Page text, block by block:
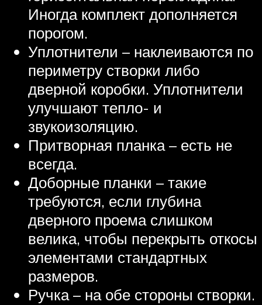
Иногда комплект дополняется
порогом.
Уплотнители – наклеиваются по
периметру створки либо
дверной коробки. Уплотнители
улучшают тепло- и
звукоизоляцию.
Притворная планка – есть не
всегда.
Доборные планки – такие
требуются, если глубина
дверного проема слишком
велика, чтобы перекрыть откосы
элементами стандартных
размеров.
Ручка – на обе стороны створки.